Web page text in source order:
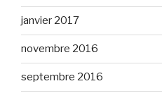
janvier 2017
novembre 2016
septembre 2016